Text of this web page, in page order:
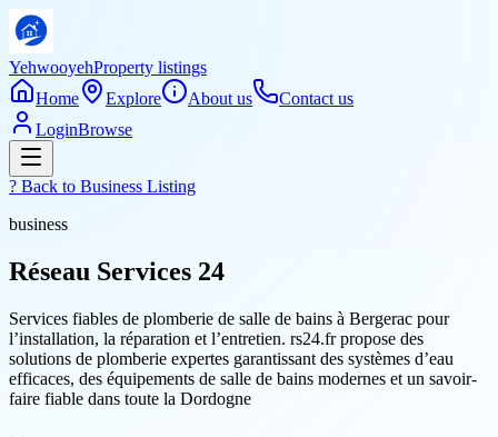
YehwooyehProperty listings
Home
Explore About us
Contact us
LoginBrowse
? Back to Business Listing
business
Réseau Services 24
Services fiables de plomberie de salle de bains à Bergerac pour
l’installation, la réparation et l’entretien. rs24.fr propose des
solutions de plomberie expertes garantissant des systèmes d’eau
efficaces, des équipements de salle de bains modernes et un savoir-
faire fiable dans toute la Dordogne